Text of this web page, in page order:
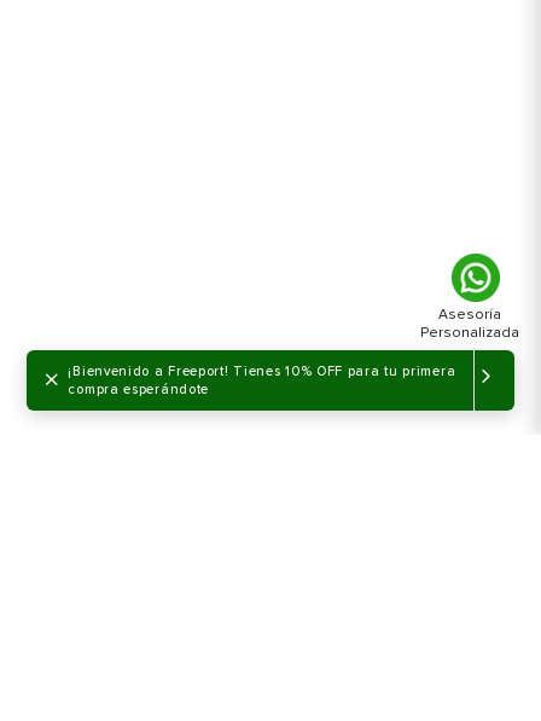
×
¡Bienvenido a Freeport! Tienes 10% OFF para tu primera
compra esperándote